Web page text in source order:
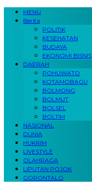
MENU
Berita
POLITIK
KESEHATAN
BUDAYA
EKONOMI BISNIS
DAERAH
POHUWATO
KOTAMOBAGU
BOLMONG
BOLMUT
BOLSEL
BOLTIM
NASIONAL
DUNIA
HUKRIM
LIVESTYLE
OLAHRAGA
LIPUTAN POJOK
GORONTALO